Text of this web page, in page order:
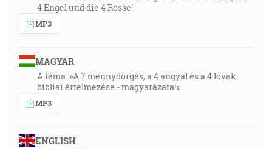
4 Engel und die 4 Rosse!
MP3
MAGYAR
A téma: »A 7 mennydörgés, a 4 angyal és a 4 lovak
bibliai értelmezése - magyarázata!«
MP3
ENGLISH